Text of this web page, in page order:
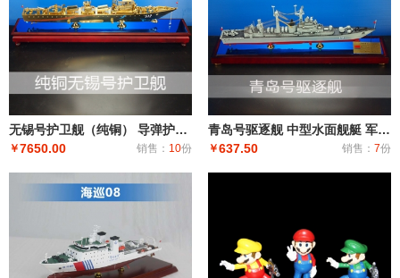
无锡号护卫舰（纯铜） 导弹护卫舰工艺船航模纪念摆件展览收藏品送礼
￥7650.00 销售： 10份
青岛号驱逐舰 中型水面舰艇 军事海军舰艇模型 工艺船航模纪念摆件展览收藏品送
￥637.50 销售： 7份